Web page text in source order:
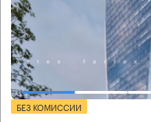
БЕЗ КОМИССИИ